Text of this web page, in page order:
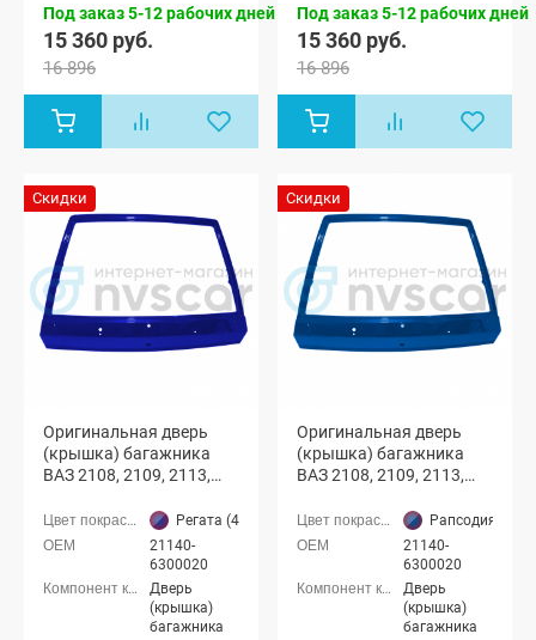
Под заказ 5-12 рабочих дней
15 360 руб.
16 896
Под заказ 5-12 рабочих дней
15 360 руб.
16 896
Скидки
Оригинальная дверь
(крышка) багажника
ВАЗ 2108, 2109, 2113,
(Регата 412)
Регата (412 серебристо-темно-синий)
21140-
6300020
Дверь
(крышка)
багажника
Скидки
Оригинальная дверь
(крышка) багажника
ВАЗ 2108, 2109, 2113,
(Рапсодия 448)
Рапсодия (448
21140-
6300020
Дверь
(крышка)
багажника